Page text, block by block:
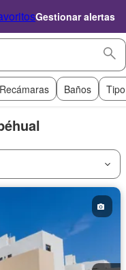
Gestionar alertas
Recámaras Baños